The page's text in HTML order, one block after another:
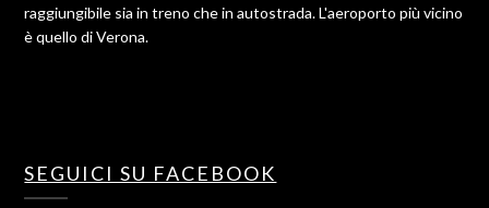
raggiungibile sia in treno che in autostrada. L'aeroporto più vicino
è quello di Verona.
SEGUICI SU FACEBOOK